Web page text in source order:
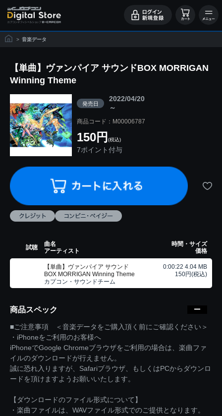
> 音楽データ
【単曲】ヴァンパイア サウンドBOX MORRIGAN
Winning Theme
発売日
2022/04/20
～
商品コード：M00006787
150円 (税込)
7ポイント付与
試聴
曲名
アーティスト
時間・サイズ
価格
【単曲】ヴァンパイア サウンド
BOX MORRIGAN Winning Theme
カプコン・サウンドチーム
0:00:22 4.04 MB
150円(税込)
商品スペック
■ご注意事項 ＜音楽データをご購入頂く前にご確認ください＞
・iPhoneをご利用のお客様へ
iPhoneでGoogle Chromeブラウザをご利用の場合は、楽曲ファ
イルのダウンロードが行えません。
誠に恐れ入りますが、Safariブラウザ、もしくはPCからダウンロ
ードを頂けますようお願いいたします。
【ダウンロードのファイル形式について】
・楽曲ファイルは、WAVファイル形式でのご提供となります。